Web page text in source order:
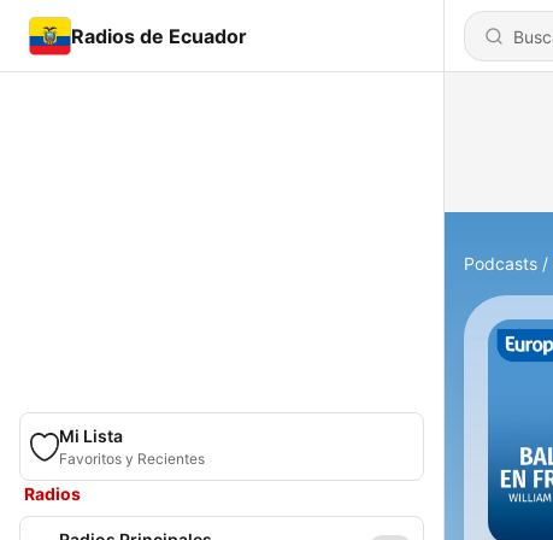
Radios de Ecuador
Mi Lista
Favoritos y Recientes
Radios
Podcasts